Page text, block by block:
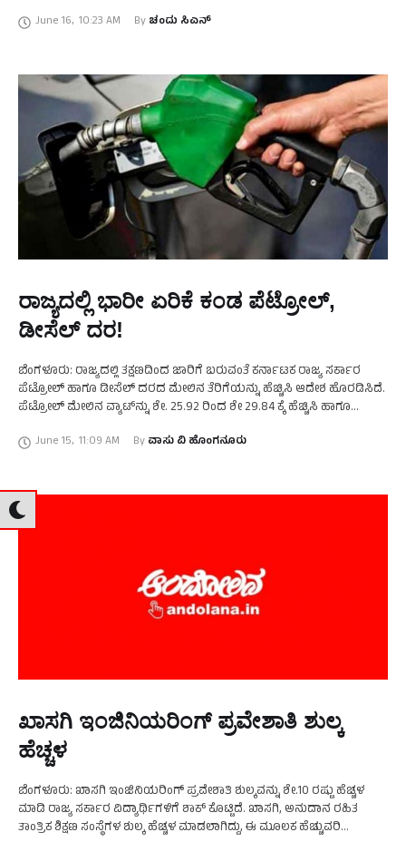
June 16, 10:23 AM By ಚಂದು ಸಿಎನ್
ರಾಜ್ಯದಲ್ಲಿ ಭಾರೀ ಏರಿಕೆ ಕಂಡ ಪೆಟ್ರೋಲ್‌,
ಡೀಸೆಲ್‌ ದರ!
ಬೆಂಗಳೂರು: ರಾಜ್ಯದಲ್ಲಿ ತಕ್ಷಣದಿಂದ ಜಾರಿಗೆ ಬರುವಂತೆ ಕರ್ನಾಟಕ ರಾಜ್ಯ ಸರ್ಕಾರ
ಪೆಟ್ರೋಲ್‌ ಹಾಗೂ ಡೀಸೆಲ್‌ ದರದ ಮೇಲಿನ ತೆರಿಗೆಯನ್ನು ಹೆಚ್ಚಿಸಿ ಆದೇಶ ಹೊರಡಿಸಿದೆ.
ಪೆಟ್ರೋಲ್‌ ಮೇಲಿನ ವ್ಯಾಟ್‌ನ್ನು ಶೇ. 25.92 ರಿಂದ ಶೇ 29.84 ಕ್ಕೆ ಹೆಚ್ಚಿಸಿ ಹಾಗೂ
June 15, 11:09 AM By ವಾಸು ವಿ ಹೊಂಗನೂರು
ಖಾಸಗಿ ಇಂಜಿನಿಯರಿಂಗ್‌ ಪ್ರವೇಶಾತಿ ಶುಲ್ಕ
ಹೆಚ್ಚಳ
ಬೆಂಗಳೂರು: ಖಾಸಗಿ ಇಂಜಿನಿಯರಿಂಗ್‌ ಪ್ರವೇಶಾತಿ ಶುಲ್ಕವನ್ನು ಶೇ.10 ರಷ್ಟು ಹೆಚ್ಚಳ
ಮಾಡಿ ರಾಜ್ಯ ಸರ್ಕಾರ ವಿದ್ಯಾರ್ಥಿಗಳಿಗೆ ಶಾಕ್‌ ಕೊಟ್ಟಿದೆ. ಖಾಸಗಿ, ಅನುದಾನ ರಹಿತ
ತಾಂತ್ರಿಕ ಶಿಕ್ಷಣ ಸಂಸ್ಥೆಗಳ ಶುಲ್ಕ ಹೆಚ್ಚಳ ಮಾಡಲಾಗಿದ್ದು, ಈ ಮೂಲಕ ಹೆಚ್ಚುವರಿ